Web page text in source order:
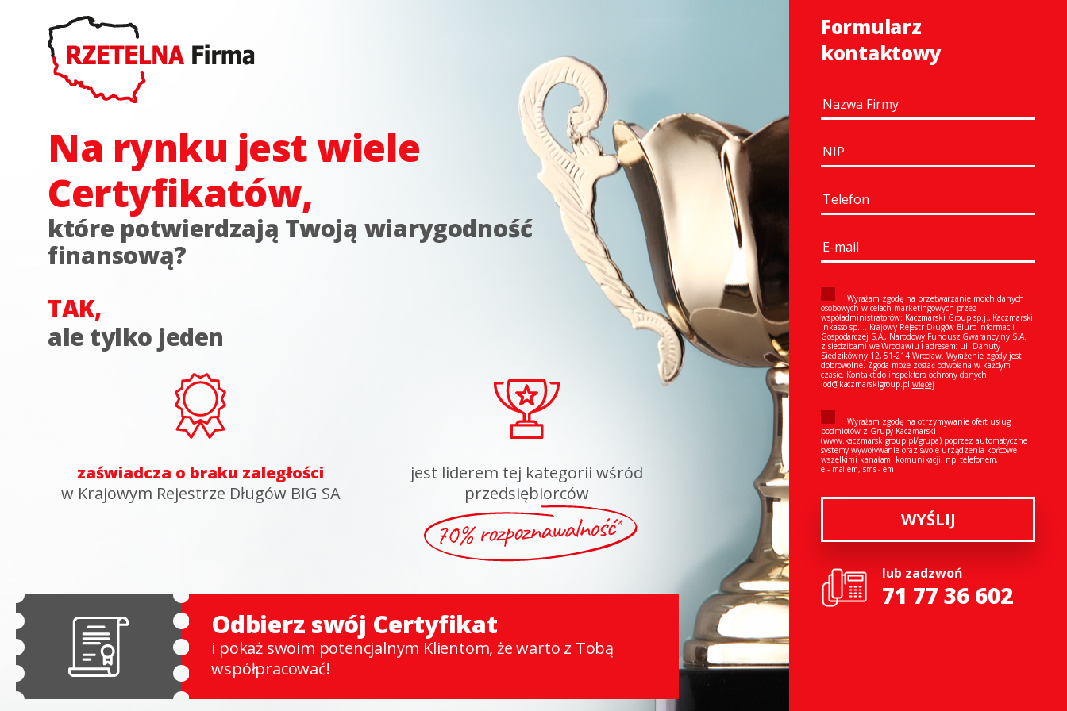
Na rynku jest wiele
Certyfikatów,
które potwierdzają Twoją wiarygodność
finansową?
TAK,
ale tylko jeden
zaświadcza o braku zaległości
w Krajowym Rejestrze Długów BIG SA
jest liderem tej kategorii wśród
przedsiębiorców
Odbierz swój Certyfikat
i pokaż swoim potencjalnym Klientom, że warto z Tobą
współpracować!
Formularz
kontaktowy
Wyrażam zgodę na przetwarzanie moich danych
osobowych w celach marketingowych przez
współadministratorów: Kaczmarski Group sp.j., Kaczmarski
Inkasso sp.j., Krajowy Rejestr Długów Biuro Informacji
Gospodarczej S.A., Narodowy Fundusz Gwarancyjny S.A.
z siedzibami we Wrocławiu i adresem: ul. Danuty
Siedzikówny 12, 51-214 Wrocław. Wyrażenie zgody jest
dobrowolne. Zgoda może zostać odwołana w każdym
czasie. Kontakt do inspektora ochrony danych:
iod@kaczmarskigroup.pl więcej
Wyrażam zgodę na otrzymywanie ofert usług
podmiotów z Grupy Kaczmarski
(www.kaczmarskigroup.pl/grupa) poprzez automatyczne
systemy wywoływanie oraz swoje urządzenia końcowe
wszelkimi kanałami komunikacji, np. telefonem,
e - mailem, sms - em
WYŚLIJ
lub zadzwoń
71 77 36 602